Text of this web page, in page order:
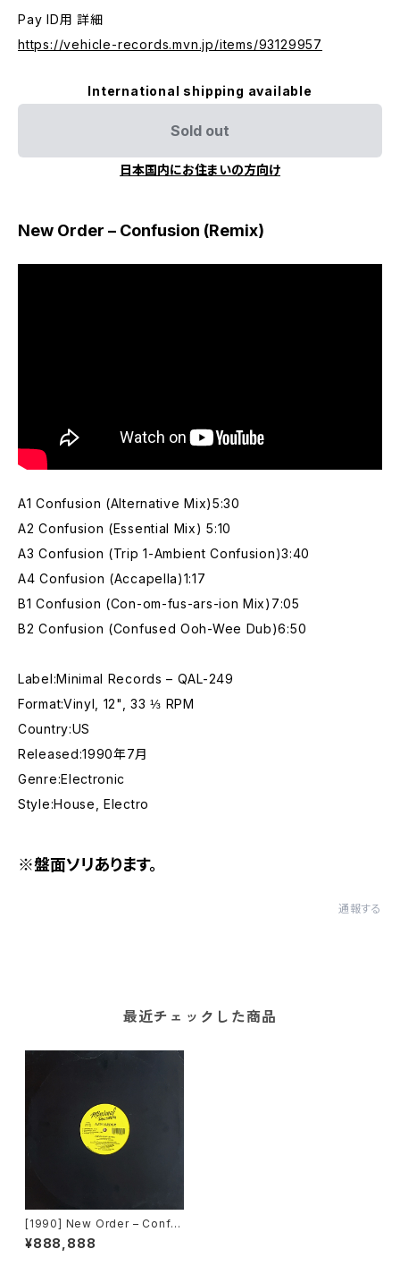
Pay ID用 詳細
https://vehicle-records.mvn.jp/items/93129957
International shipping available
Sold out
日本国内にお住まいの方向け
New Order – Confusion (Remix)
A1 Confusion (Alternative Mix)5:30
A2 Confusion (Essential Mix) 5:10
A3 Confusion (Trip 1-Ambient Confusion)3:40
A4 Confusion (Accapella)1:17
B1 Confusion (Con-om-fus-ars-ion Mix)7:05
B2 Confusion (Confused Ooh-Wee Dub)6:50
Label:Minimal Records – QAL-249
Format:Vinyl, 12", 33 ⅓ RPM
Country:US
Released:1990年7月
Genre:Electronic
Style:House, Electro
※盤面ソリあります。
通報する
最近チェックした商品
[1990] New Order – Confu
sion (Remix) [Minimal Rec
ords]
¥888,888